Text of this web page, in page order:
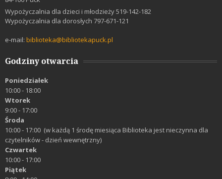
Wypożyczalnia dla dzieci i młodzieży 519-142-182
Wypożyczalnia dla dorosłych 797-671-121
e-mail: biblioteka@bibliotekapuck.pl
Godziny otwarcia
Poniedziałek
10:00 - 18:00
Wtorek
9:00 - 17:00
Środa
10:00 - 17:00 (w każdą 1 środę miesiąca Biblioteka jest nieczynna dla
czytelników - dzień wewnętrzny)
Czwartek
10:00 - 17:00
Piątek